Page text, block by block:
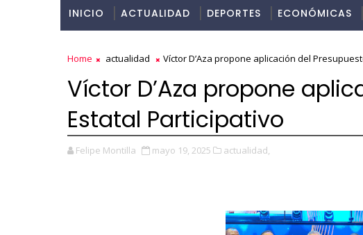
INICIO ACTUALIDAD DEPORTES ECONÓMICAS
Home actualidad Víctor D’Aza propone aplicación del
Víctor D’Aza propone
Estatal Participativo
Felipe Montilla mayo 19, 2025 actualidad,